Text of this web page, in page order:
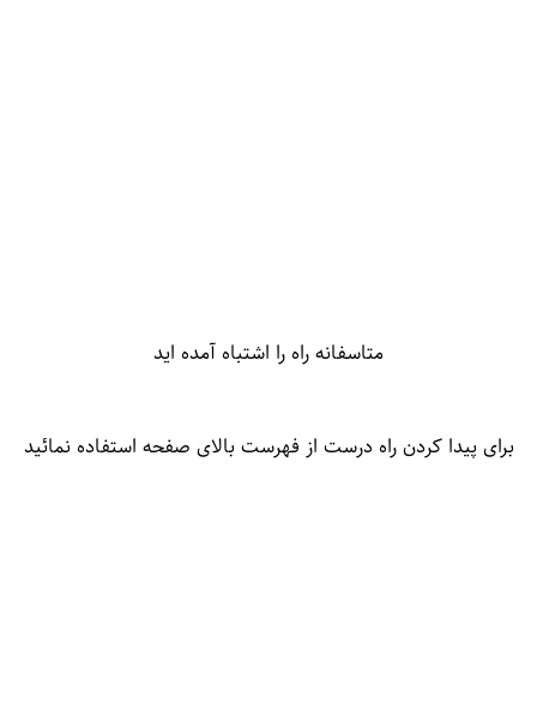
متاسفانه راه را اشتباه آمده اید
برای پیدا کردن راه درست از فهرست بالای صفحه استفاده نمائید